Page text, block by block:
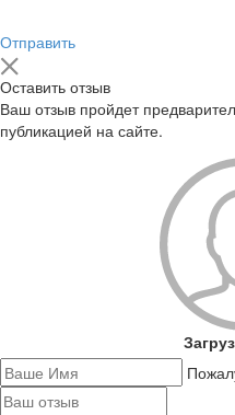
Отправить
Оставить отзыв
Ваш отзыв пройдет
публикацией на сайте.